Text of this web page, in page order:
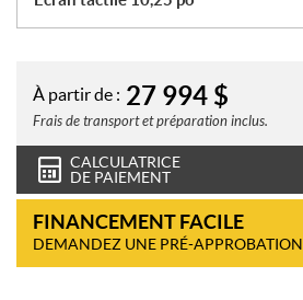
À partir de : 27 994 $
Frais de transport et préparation inclus.
CALCULATRICE
DE PAIEMENT
FINANCEMENT FACILE
DEMANDEZ UNE PRÉ-APPROBATION